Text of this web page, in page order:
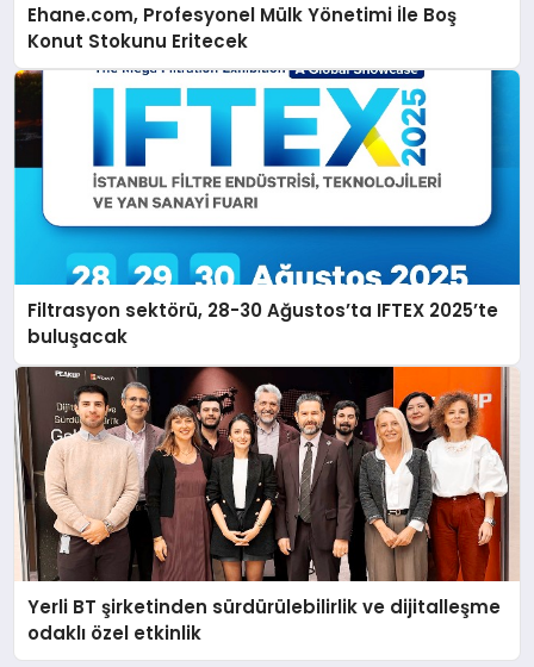
Ehane.com, Profesyonel Mülk Yönetimi İle Boş
Konut Stokunu Eritecek
Filtrasyon sektörü, 28-30 Ağustos’ta IFTEX 2025’te
buluşacak
Yerli BT şirketinden sürdürülebilirlik ve dijitalleşme
odaklı özel etkinlik